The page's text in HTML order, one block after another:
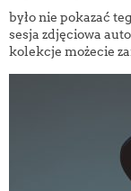
było nie pokazać
sesja zdjęciowa
kolekcje możecie